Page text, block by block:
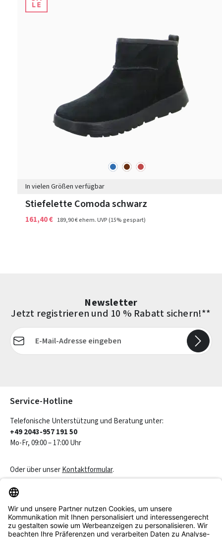
blau braunrot
In vielen Größen verfügbar
Stiefelette Comoda schwarz
161,40 € 189,90 €ehem. UVP(15% gespart)
Newsletter
Jetzt registrieren und 10 % Rabatt sichern!**
E-Mail-Adresse*
Service-Hotline
Telefonische Unterstützung und Beratung unter:
+49 2043-957 191 50
Mo-Fr, 09:00 – 17:00 Uhr
Oder über unserKontaktformular.
Service & Beratung